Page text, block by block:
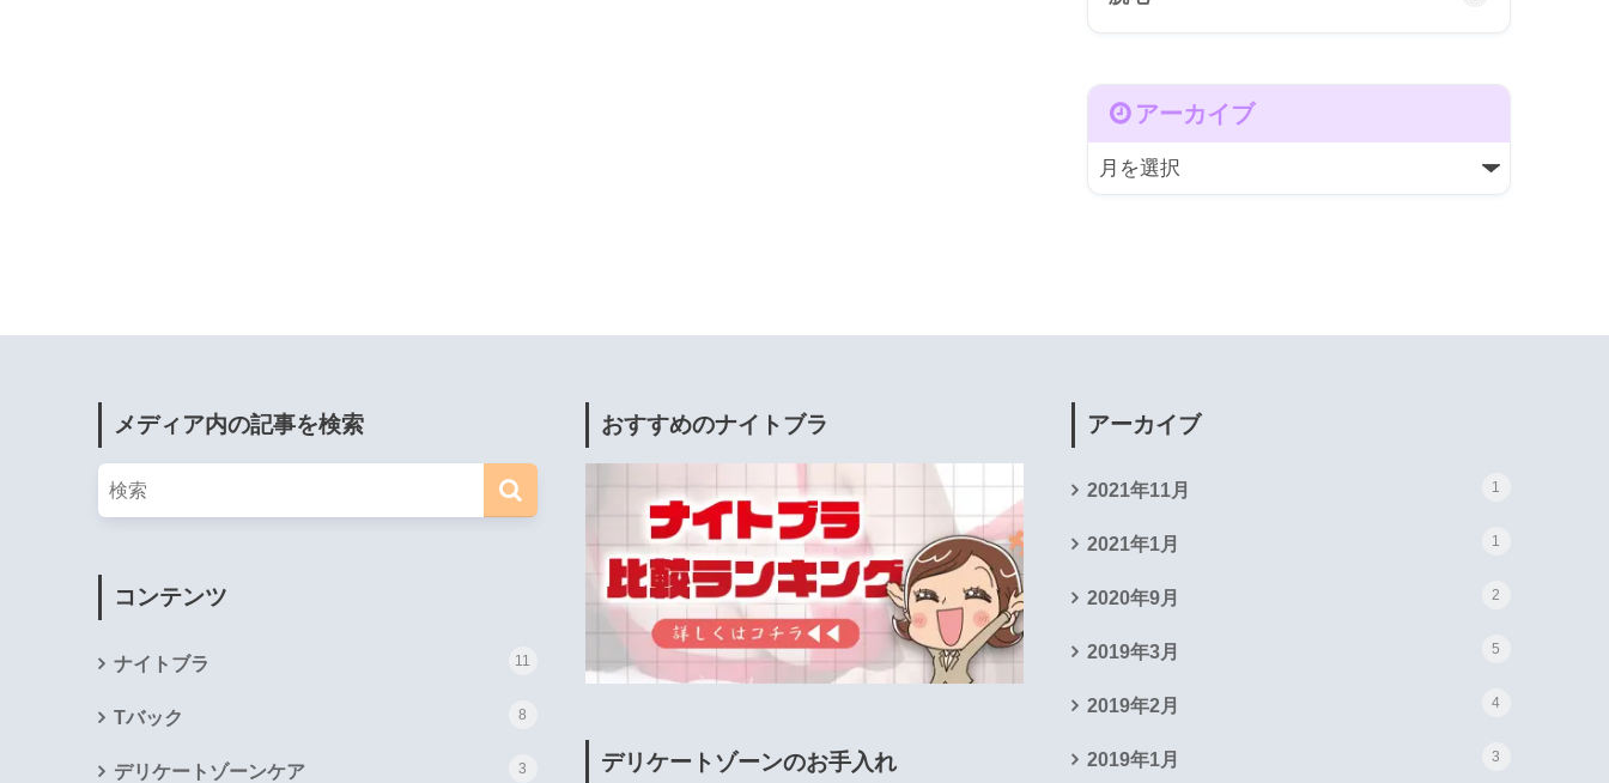
アーカイブ
メディア内の記事を検索
コンテンツ
ナイトブラ 11
Tバック 8
デリケートゾーンケア 3
おすすめのナイトブラ
デリケートゾーンのお手入れ
アーカイブ
2021年11月 1
2021年1月 1
2020年9月 2
2019年3月 5
2019年2月 4
2019年1月 3